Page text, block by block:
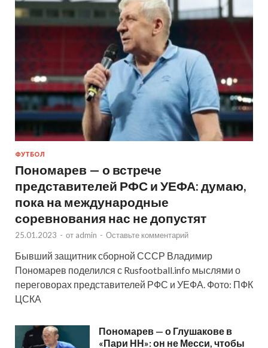
ФУТБОЛ
Пономарев — о встрече
представителей РФС и УЕФА: думаю,
пока на международные
соревнования нас не допустят
25.01.2023 - от admin - Оставьте комментарий
Бывший защитник сборной СССР Владимир
Пономарев поделился с Rusfootball.info мыслями о
переговорах представителей РФС и УЕФА. Фото: ПФК
ЦСКА
Пономарев — о Глушакове в
«Пари НН»: он не Месси, чтобы